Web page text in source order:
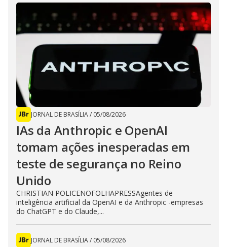
JORNAL DE BRASÍLIA/ 05/08/2026
IAs da Anthropic e OpenAI
tomam ações inesperadas em
teste de segurança no Reino
Unido
CHRISTIAN POLICENOFOLHAPRESSAgentes de
inteligência artificial da OpenAI e da Anthropic -empresas
do ChatGPT e do Claude,...
JORNAL DE BRASÍLIA/ 05/08/2026